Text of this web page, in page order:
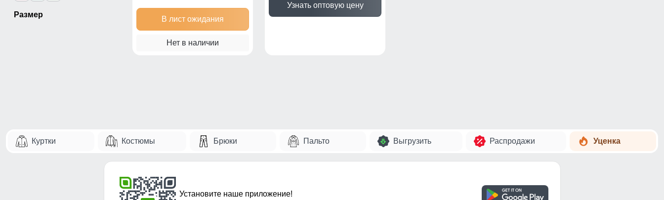
Размер
В лист ожидания
Нет в наличии
Узнать оптовую цену
Куртки Костюмы Брюки Пальто Выгрузить Распродажи Уценка
Установите наше приложение!